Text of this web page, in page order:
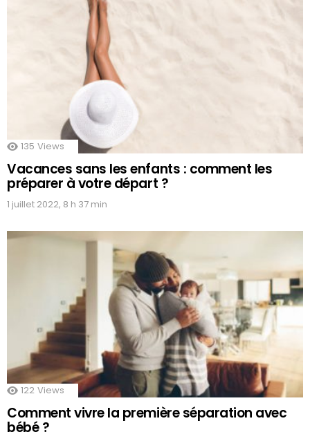
135 Views
Vacances sans les enfants : comment les
préparer à votre départ ?
1 juillet 2022, 8 h 37 min
122 Views
Comment vivre la première séparation avec
bébé ?